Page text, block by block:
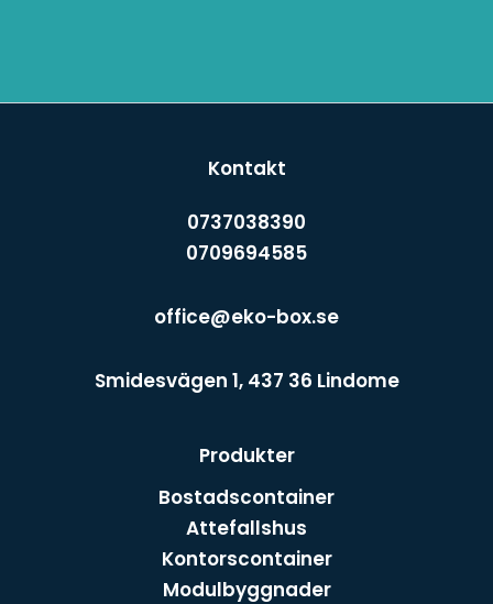
Kontakt
0737038390
0709694585
office@eko-box.se
Smidesvägen 1, 437 36 Lindome
Produkter
Bostadscontainer
Attefallshus
Kontorscontainer
Modulbyggnader